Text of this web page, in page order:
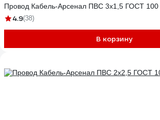
Провод Кабель-Арсенал ПВС 3х1,5 ГОСТ 100
4.9(38)
В корзину